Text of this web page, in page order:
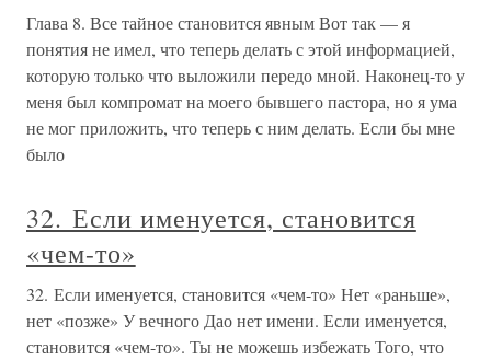
Глава 8. Все тайное становится явным Вот так — я
понятия не имел, что теперь делать с этой информацией,
которую только что выложили передо мной. Наконец-то у
меня был компромат на моего бывшего пастора, но я ума
не мог приложить, что теперь с ним делать. Если бы мне
было
32. Если именуется, становится
«чем-то»
32. Если именуется, становится «чем-то» Нет «раньше»,
нет «позже» У вечного Дао нет имени. Если именуется,
становится «чем-то». Ты не можешь избежать Того, что